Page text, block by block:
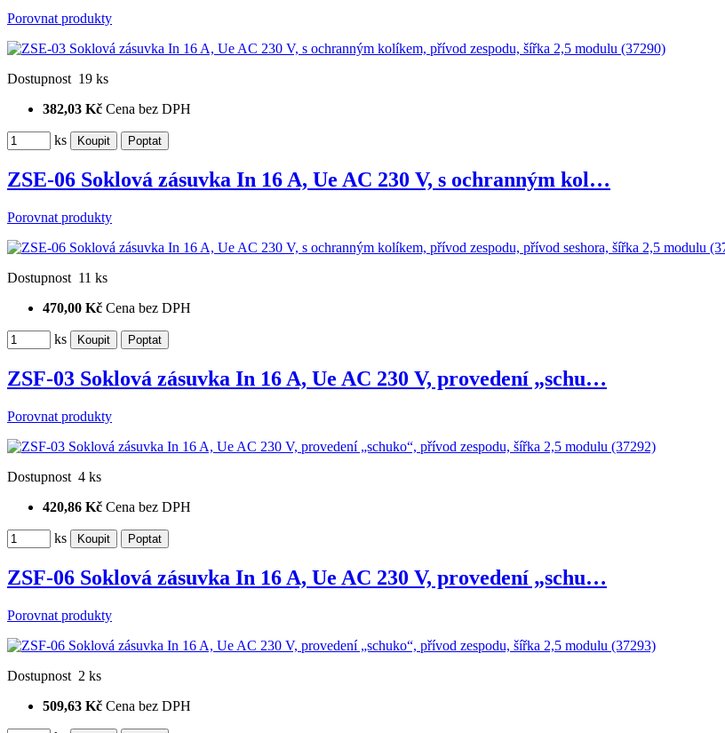
Porovnat produkty
Dostupnost 19 ks
382,03 Kč Cena bez DPH
ks
ZSE-06 Soklová zásuvka In 16 A, Ue AC 230 V, s ochranným kol…
Porovnat produkty
Dostupnost 11 ks
470,00 Kč Cena bez DPH
ks
ZSF-03 Soklová zásuvka In 16 A, Ue AC 230 V, provedení „schu…
Porovnat produkty
Dostupnost 4 ks
420,86 Kč Cena bez DPH
ks
ZSF-06 Soklová zásuvka In 16 A, Ue AC 230 V, provedení „schu…
Porovnat produkty
Dostupnost 2 ks
509,63 Kč Cena bez DPH